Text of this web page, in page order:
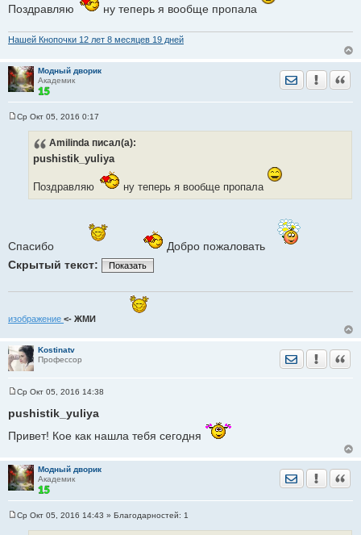
щ
е
и
е
Поздравляю ну теперь я вообще пропала
Нашей Кнопочки 12 лет 8 месяцев 19 дней
Модный дворик
Академик
Отправить
Ср Окт 05, 2016 0:17
Amilinda писал(а):
pushistik_yuliya
Поздравляю ну теперь я вообще пропала
Спасибо
Добро пожаловать
Скрытый текст:
Показать
изображение <- ЖМИ
Kostinatv
Профессор
Отправить
о
щ
и
е
Ср Окт 05, 2016 14:38
pushistik_yuliya
Привет! Кое как нашла тебя сегодня
Модный дворик
Академик
Отправить
Ср Окт 05, 2016 14:43 » Благодарностей: 1